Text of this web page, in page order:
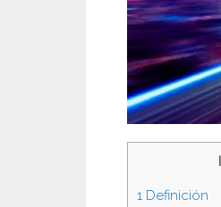
1 Definición